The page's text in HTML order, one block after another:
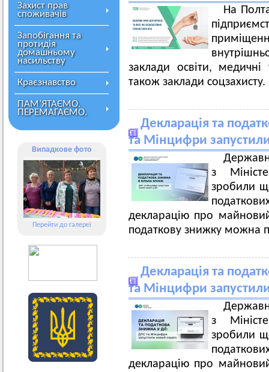
Захист прав
споживачів
Запобігання та
протидія
домашньому
насильству
Краєзнавство
ПАМ’ЯТАЄМО.
ПЕРЕМАГАЄМО.
Випадкове фото
Перейти до галереї
На
заклади освіти, медичні
також заклади соцзахисту.
Декларація та
та Мінцифри
з
зробили
декларацію про
податкову знижку можна
Декларація та
та Мінцифри
з
зробили
декларацію про